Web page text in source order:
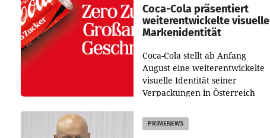
Coca-Cola präsentiert
weiterentwickelte visuelle
Markenidentität
Coca-Cola stellt ab Anfang
August eine weiterentwickelte
visuelle Identität seiner
Verpackungen in Österreich
Redesigns stehen zentrale
Gestaltungselemente
PRIMENEWS